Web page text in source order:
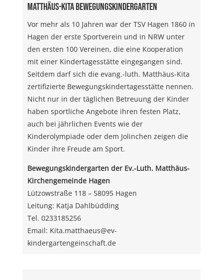
Matthäus-Kita Bewegungskindergarten
Vor mehr als 10 Jahren war der TSV Hagen 1860 in
Hagen der erste Sportverein und in NRW unter
den ersten 100 Vereinen, die eine Kooperation
mit einer Kindertagesstätte eingegangen sind.
Seitdem darf sich die evang.-luth. Matthäus-Kita
zertifizierte Bewegungskindertagesstätte nennen.
Nicht nur in der täglichen Betreuung der Kinder
haben sportliche Angebote ihren festen Platz,
auch bei jährlichen Events wie der
Kinderolympiade oder dem Jolinchen zeigen die
Kinder ihre Freude am Sport.
Bewegungskindergarten der Ev.-Luth. Matthäus-
Kirchengemeinde Hagen
Lützowstraße 118 – 58095 Hagen
Leitung: Katja Dahlbüdding
Tel. 0233185256
Email: Kita.matthaeus@ev-
kindergartengeinschaft.de